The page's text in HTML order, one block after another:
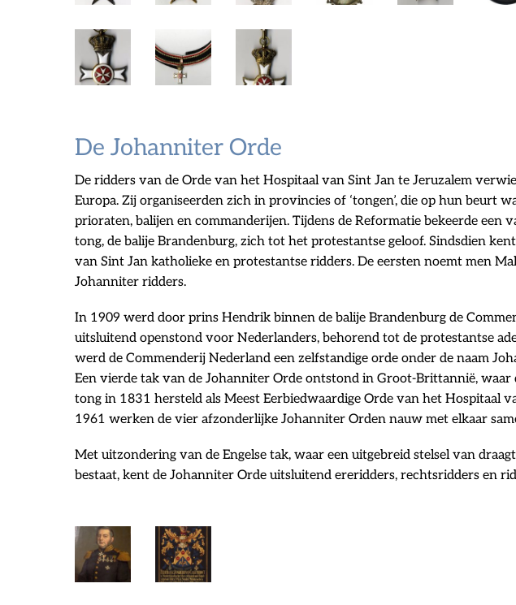
De Johanniter Orde
De ridders van de Orde van het Hospitaal van Sint Jan te Jeruzalem
Europa. Zij organiseerden zich in provincies of ‘tongen’, die op hun beurt
prioraten, balijen en commanderijen. Tijdens de Reformatie bekeerde een
tong, de balije Brandenburg, zich tot het protestantse geloof. Sindsdien
van Sint Jan katholieke en protestantse ridders. De eersten noemt men
Johanniter ridders.
In 1909 werd door prins Hendrik binnen de balije Brandenburg de
uitsluitend openstond voor Nederlanders, behorend tot de protestantse
werd de Commenderij Nederland een zelfstandige orde onder de naam
Een vierde tak van de Johanniter Orde ontstond in Groot-Brittannië, waar
tong in 1831 hersteld als Meest Eerbiedwaardige Orde van het Hospitaal
1961 werken de vier afzonderlijke Johanniter Orden nauw met elkaar
Met uitzondering van de Engelse tak, waar een uitgebreid stelsel van
bestaat, kent de Johanniter Orde uitsluitend ereridders, rechtsridders en